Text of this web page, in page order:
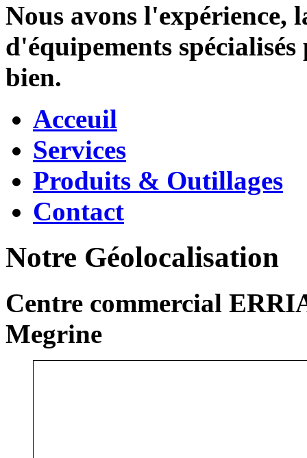
Nous avons l'expérience,
d'équipements
bien.
Acceuil
Services
Produits & Outillages
Contact
Notre Géolocalisation
Centre commercial
Megrine